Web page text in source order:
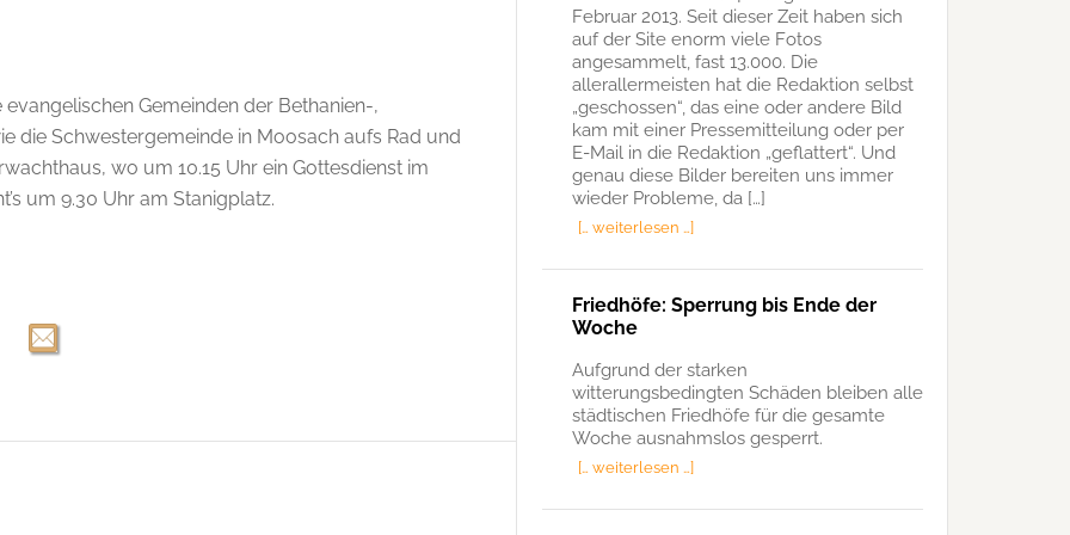
Gemeinden der Bethanien-,
die Schwestergemeinde in Moosach aufs Rad und
wo um 10.15 Uhr ein Gottesdienst im
um 9.30 Uhr am Stanigplatz.
Februar 2013. Seit dieser Zeit haben sich
auf der Site enorm viele Fotos
angesammelt, fast 13.000. Die
allerallermeisten hat die Redaktion selbst
„geschossen“, das eine oder andere Bild
kam mit einer Pressemitteilung oder per
E-Mail in die Redaktion „geflattert“. Und
genau diese Bilder bereiten uns immer
wieder Probleme, da […]
[… weiterlesen …]
Friedhöfe: Sperrung bis Ende der
Woche
Aufgrund der starken
witterungsbedingten Schäden bleiben alle
städtischen Friedhöfe für die gesamte
Woche ausnahmslos gesperrt.
[… weiterlesen …]